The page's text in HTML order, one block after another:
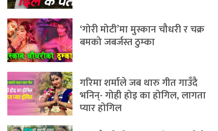
‘गोरी मोटी’मा मुस्कान चौधरी र चक्र
बमको जबर्जस्त ठुम्का
गरिमा शर्माले जब थारु गीत गाउँदै
भनिन्- गोही होइ का होगिल, लागता
प्यार होगिल